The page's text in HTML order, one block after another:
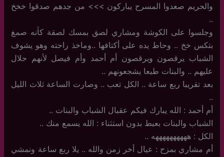
والحريم صعدوا المسرح يباركون >>> من جدهم صدقوا خخخ
..
وجلسوا على الكوشة ومشاري لصق بمسك لصقة كأنه صمغ
بتكس خخ .. وحاط يده على أكتافها ..وماخذ راحته وهو يشوف
الشباب يرقصون ويرقصون أم أحمد وأم فيصل لأنهم حلال
عليهم .. والبنات طبعا يشجعونهم ..
بعد تقريبا ربع ساعة .. الكل تعب .. وصارت الساعة ثلاث الليل
..
أم أحمد : الله يبارك فيكم عقبال الشباب والبنات ..
الشباب والبنات بعبط بدون استثناء : الله يسمع منك ..
الكل : ههههههههههه ..
أم مشاري بمزح : عيال أخر زمن والله .. يلا ربع ساعة ونمشي